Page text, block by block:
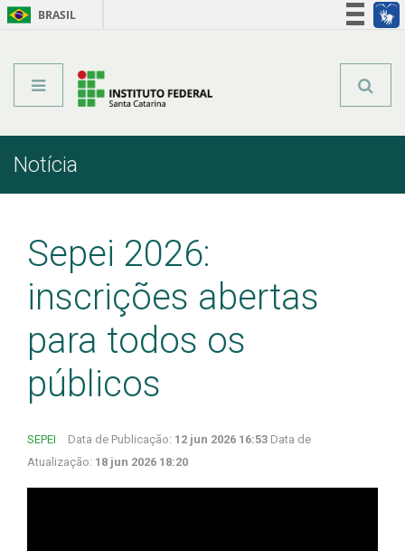
BRASIL
NotíciaInício
Sepei 2026:
inscrições abertas
para todos os
públicos
SEPEI Data de Publicação: 12 jun 2026 16:53 Data de
Atualização: 18 jun 2026 18:20